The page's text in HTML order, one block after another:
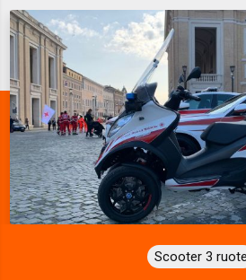
Scooter 3 ruote